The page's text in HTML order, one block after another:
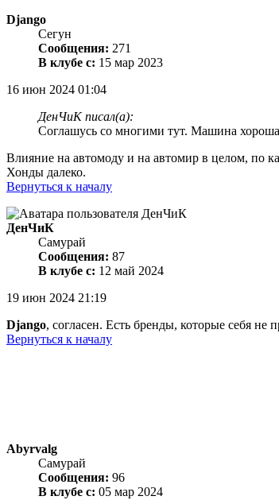
Django
Сегун
Сообщения: 271
В клубе с: 15 мар 2023
16 июн 2024 01:04
ДенЧиК писал(а):
Соглашусь со многими тут. Машина
Влияние на автомоду и на автомир в целом, по
Хонды далеко.
Вернуться к началу
ДенЧиК
Самурай
Сообщения: 87
В клубе с: 12 май 2024
19 июн 2024 21:19
Django, согласен. Есть бренды, которые себя не
Вернуться к началу
Abyrvalg
Самурай
Сообщения: 96
В клубе с: 05 мар 2024